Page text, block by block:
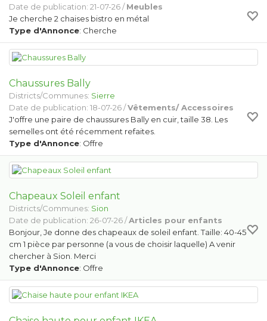
Date de publication: 21-07-26 /Meubles
Je cherche 2 chaises bistro en métal
Type d'Annonce: Cherche
Chaussures Bally
Districts/Communes: Sierre
Date de publication: 18-07-26 /Vêtements/ Accessoires
J'offre une paire de chaussures Bally en cuir, taille 38. Les
semelles ont été récemment refaites.
Type d'Annonce: Offre
Chapeaux Soleil enfant
Districts/Communes: Sion
Date de publication: 26-07-26 /Articles pour enfants
Bonjour, Je donne des chapeaux de soleil enfant. Taille: 40-45
cm 1 pièce par personne (a vous de choisir laquelle) A venir
chercher à Sion. Merci
Type d'Annonce: Offre